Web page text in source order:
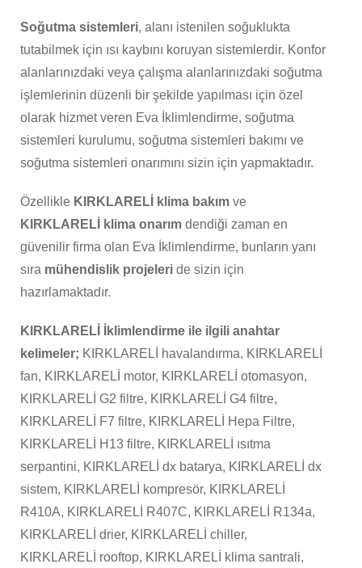
Soğutma sistemleri, alanı istenilen soğuklukta
tutabilmek için ısı kaybını koruyan sistemlerdir. Konfor
alanlarınızdaki veya çalışma alanlarınızdaki soğutma
işlemlerinin düzenli bir şekilde yapılması için özel
olarak hizmet veren Eva İklimlendirme, soğutma
sistemleri kurulumu, soğutma sistemleri bakımı ve
soğutma sistemleri onarımını sizin için yapmaktadır.
Özellikle KIRKLARELİ klima bakım ve
KIRKLARELİ klima onarım dendiği zaman en
güvenilir firma olan Eva İklimlendirme, bunların yanı
sıra mühendislik projeleri de sizin için
hazırlamaktadır.
KIRKLARELİ İklimlendirme ile ilgili anahtar
kelimeler; KIRKLARELİ havalandırma, KIRKLARELİ
fan, KIRKLARELİ motor, KIRKLARELİ otomasyon,
KIRKLARELİ G2 filtre, KIRKLARELİ G4 filtre,
KIRKLARELİ F7 filtre, KIRKLARELİ Hepa Filtre,
KIRKLARELİ H13 filtre, KIRKLARELİ ısıtma
serpantini, KIRKLARELİ dx batarya, KIRKLARELİ dx
sistem, KIRKLARELİ kompresör, KIRKLARELİ
R410A, KIRKLARELİ R407C, KIRKLARELİ R134a,
KIRKLARELİ drier, KIRKLARELİ chiller,
KIRKLARELİ rooftop, KIRKLARELİ klima santrali,